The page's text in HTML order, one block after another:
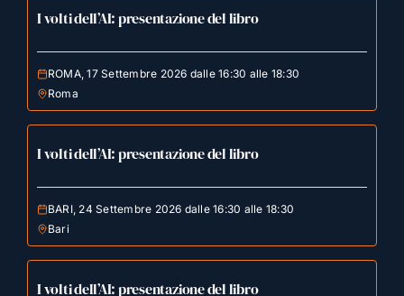
I volti dell’AI: presentazione del libro
ROMA, 17 Settembre 2026 dalle 16:30 alle 18:30
Roma
I volti dell’AI: presentazione del libro
BARI, 24 Settembre 2026 dalle 16:30 alle 18:30
Bari
I volti dell’AI: presentazione del libro